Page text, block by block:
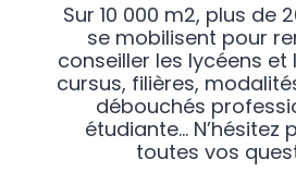
Sur 10 000 m2, plus de
se mobilisent pour
conseiller les lycéens et
cursus, filières,
débouchés
étudiante… N’hésitez
toutes vos